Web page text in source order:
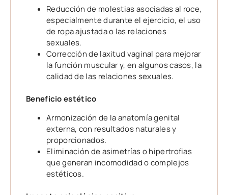
Reducción de molestias asociadas al roce,
especialmente durante el ejercicio, el uso
de ropa ajustada o las relaciones
sexuales.
Corrección de laxitud vaginal para mejorar
la función muscular y, en algunos casos, la
calidad de las relaciones sexuales.
Beneficio estético
Armonización de la anatomía genital
externa, con resultados naturales y
proporcionados.
Eliminación de asimetrías o hipertrofias
que generan incomodidad o complejos
estéticos.